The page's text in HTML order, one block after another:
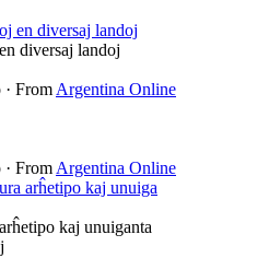
en diversaj landoj
diversaj landoj
· From Argentina Online
· From Argentina Online
arĥetipo kaj unuiga
kaj unuiganta